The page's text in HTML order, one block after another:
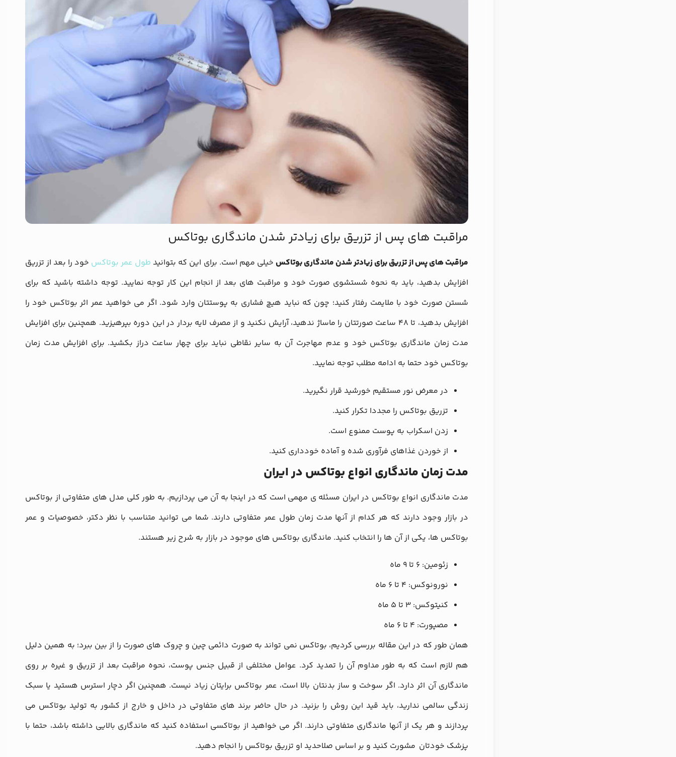
مراقبت‌ های پس از تزریق برای زیادتر شدن ماندگاری بوتاکس
مراقبت های پس از تزریق برای زیادتر شدن ماندگاری بوتاکس خیلی مهم است. برای این که بتوانید طول عمر بوتاکس خود را بعد از تزریق
افزایش بدهید، باید به نحوه شستشوی صورت خود و مراقبت های بعد از انجام این کار توجه نمایید. توجه داشته باشید که برای
شستن صورت خود با ملایمت رفتار کنید؛ چون که نباید هیچ فشاری به پوستتان وارد شود. اگر می خواهید عمر اثر بوتاکس خود را
افزایش بدهید، تا ۴۸ ساعت صورتتان را ماساژ ندهید، آرایش نکنید و از مصرف لایه بردار در این دوره بپرهیزید. همچنین برای افزایش
مدت زمان ماندگاری بوتاکس خود و عدم مهاجرت آن به سایر نقاطی نباید برای چهار ساعت دراز بکشید. برای افزایش مدت زمان
بوتاکس خود حتما به ادامه مطلب توجه نمایید.
در معرض نور مستقیم خورشید قرار نگیرید.
تزریق بوتاکس را مجددا تکرار کنید.
زدن اسکراب به پوست ممنوع است.
از خوردن غذاهای فرآوری شده و آماده خودداری کنید.
مدت زمان ماندگاری انواع بوتاکس در ایران
مدت ماندگاری انواع بوتاکس در ایران مسئله ی مهمی است که در اینجا به آن می پردازیم. به طور کلی مدل های متفاوتی از بوتاکس
در بازار وجود دارند که هر کدام از آنها مدت زمان طول عمر متفاوتی دارند. شما می توانید متناسب با نظر دکتر، خصوصیات و عمر
بوتاکس ها، یکی از آن ها را انتخاب کنید‌. ماندگاری بوتاکس های موجود در بازار به شرح زیر هستند.
زئومین: ۶ تا ۹ ماه
نورونوکس: ۴ تا ۶ ماه
کنیتوکس: ۳ تا ۵ ماه
مصپورت: ۴ تا ۶ ماه
همان طور که در این مقاله بررسی کردیم، بوتاکس نمی تواند به صورت دائمی چین و چروک های صورت را از بین ببرد؛ به همین دلیل
هم لازم است که به طور مداوم آن را تمدید کرد. عوامل مختلفی از قبیل جنس پوست، نحوه مراقبت بعد از تزریق و غیره بر روی
ماندگاری آن اثر دارد. اگر سوخت و ساز بدنتان بالا است، عمر بوتاکس برایتان زیاد نیست. همچنین اگر دچار استرس هستید یا سبک
زندگی سالمی ندارید، باید قید این روش را بزنید. در حال حاضر برند های متفاوتی در داخل و خارج از کشور به تولید بوتاکس می
پردازند و هر یک از آنها ماندگاری متفاوتی دارند. اگر می خواهید از بوتاکسی استفاده کنید که ماندگاری بالایی داشته باشد، حتما با
پزشک خودتان مشورت کنید و بر اساس صلاحدید او تزریق بوتاکس را انجام دهید.